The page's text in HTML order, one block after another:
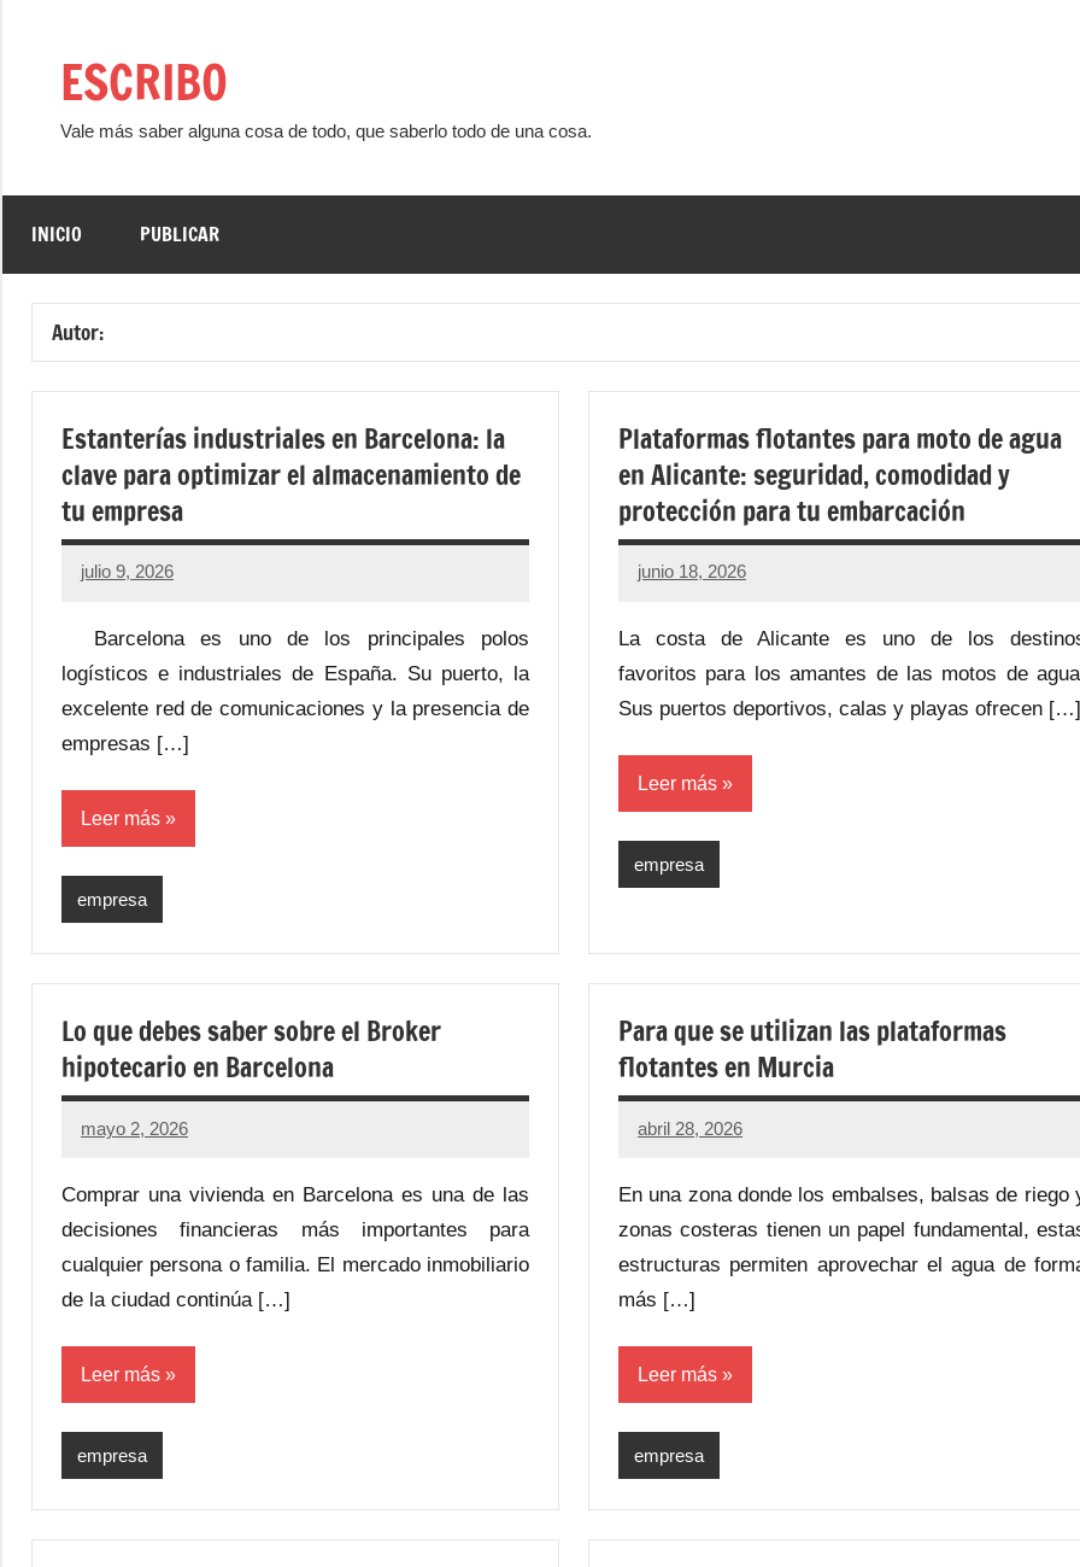
contenidoESCRIBO
Vale más saber alguna cosa de todo, que saberlo todo de una cosa.
INICIO PUBLICAR
Autor:
Estanterías industriales en Barcelona: la
clave para optimizar el almacenamiento de
tu empresa
julio 9, 2026
Barcelona es uno de los principales polos
logísticos e industriales de España. Su puerto, la
excelente red de comunicaciones y la presencia de
empresas […]
Leer más
empresa
Plataformas flotantes para moto de agua
en Alicante: seguridad, comodidad y
protección para tu embarcación
junio 18, 2026
La costa de Alicante es uno de los
favoritos para los amantes de las motos de
Sus puertos deportivos, calas y playas ofrecen […]
Leer más
empresa
Lo que debes saber sobre el Broker
hipotecario en Barcelona
mayo 2, 2026
Comprar una vivienda en Barcelona es una de las
decisiones financieras más importantes para
cualquier persona o familia. El mercado inmobiliario
de la ciudad continúa […]
Leer más
empresa
Para que se utilizan las plataformas
flotantes en Murcia
abril 28, 2026
En una zona donde los embalses, balsas de riego
zonas costeras tienen un papel fundamental,
estructuras permiten aprovechar el agua de
más […]
Leer más
empresa